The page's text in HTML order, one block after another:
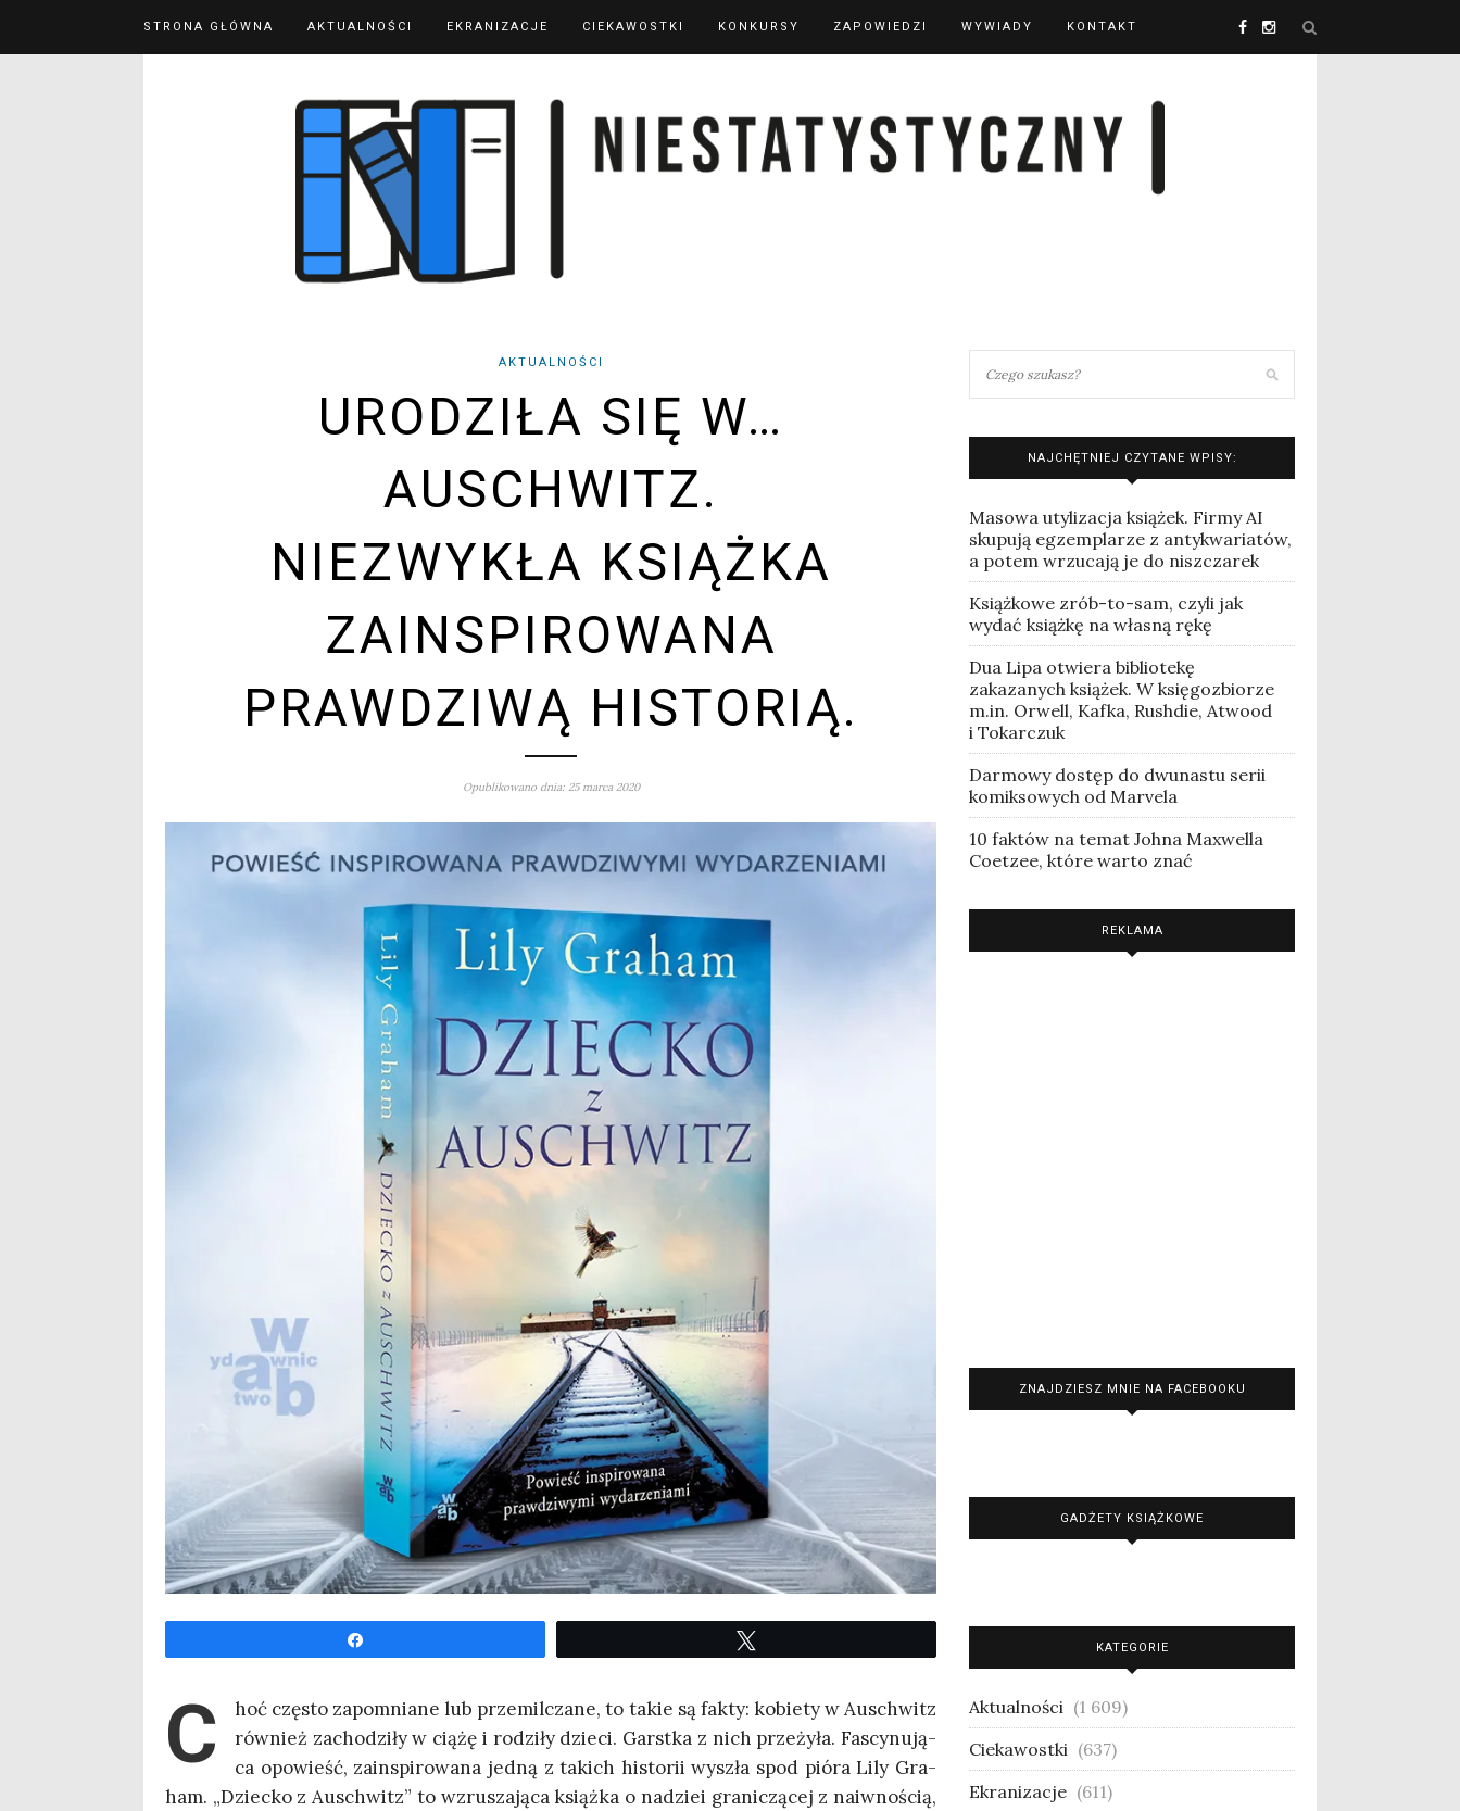
STRONA GŁÓWNA AKTUALNOŚCI EKRANIZACJE CIEKAWOSTKI KONKURSY ZAPOWIEDZI WYWIADY KONTAKT
AKTUALNOŚCI
URODZIŁA SIĘ W…
AUSCHWITZ.
NIEZWYKŁA KSIĄŻKA
ZAINSPIROWANA
PRAWDZIWĄ HISTORIĄ.
Opublikowano dnia: 25 marca 2020
C
hoć czę­sto zapo­mnia­ne lub prze­mil­cza­ne, to takie są fak­ty: kobie­ty w Auschwitz
rów­nież zacho­dzi­ły w cią­żę i rodzi­ły dzie­ci. Garst­ka z nich prze­ży­ła. Fascy­nu­ją­
ca opo­wieść, zain­spi­ro­wa­na jed­ną z takich histo­rii wyszła spod pió­ra Lily Gra­
ham. „Dziec­ko z Auschwitz” to wzru­sza­ją­ca książ­ka o nadziei gra­ni­czą­cej z naiw­no­ścią,
NAJCHĘTNIEJ CZYTANE WPISY:
Masowa utylizacja książek. Firmy AI
skupują egzemplarze z antykwariatów,
a potem wrzucają je do niszczarek
Książkowe zrób-to-sam, czyli jak
wydać książkę na własną rękę
Dua Lipa otwiera bibliotekę
zakazanych książek. W księgozbiorze
m.in. Orwell, Kafka, Rushdie, Atwood
i Tokarczuk
Darmowy dostęp do dwunastu serii
komiksowych od Marvela
10 faktów na temat Johna Maxwella
Coetzee, które warto znać
REKLAMA
ZNAJDZIESZ MNIE NA FACEBOOKU
GADŻETY KSIĄŻKOWE
KATEGORIE
Aktualności (1 609)
Ciekawostki (637)
Ekranizacje (611)